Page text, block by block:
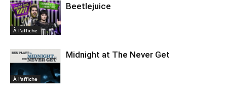
À l'affiche
Beetlejuice
À l'affiche
Midnight at The Never Get